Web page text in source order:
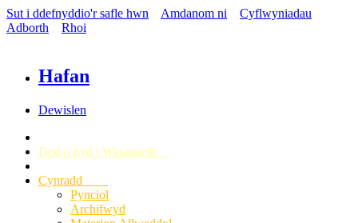
Sut i ddefnyddio'r safle hwn Amdanom ni
Cyflwyniadau
Adborth
Rhoi
Hafan
Dewislen
Dod o hyd i Wasanaeth
Cynradd
Pynciol
Archifwyd